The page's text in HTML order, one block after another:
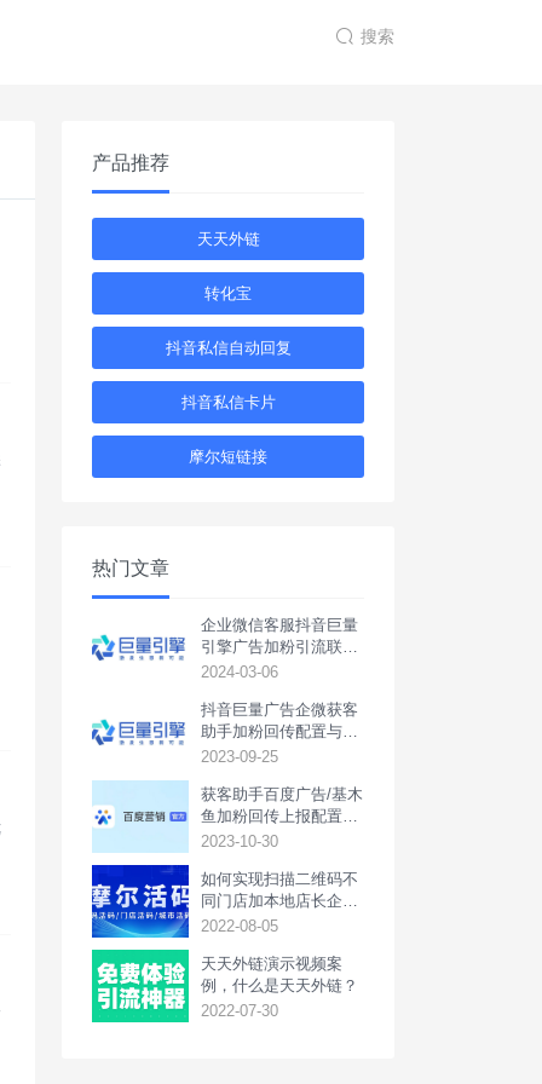
搜索
产品推荐
天天外链
转化宝
抖音私信自动回复
抖音私信卡片
摩尔短链接
热门文章
企业微信客服抖音巨量
引擎广告加粉引流联调
回传配置教程
2024-03-06
抖音巨量广告企微获客
助手加粉回传配置与联
调教程
2023-09-25
获客助手百度广告/基木
鱼加粉回传上报配置教
程
2023-10-30
如何实现扫描二维码不
同门店加本地店长企业
微信或本地活动群
2022-08-05
天天外链演示视频案
例，什么是天天外链？
2022-07-30